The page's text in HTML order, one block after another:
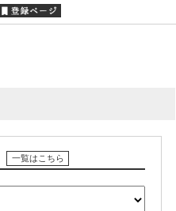
一覧はこちら